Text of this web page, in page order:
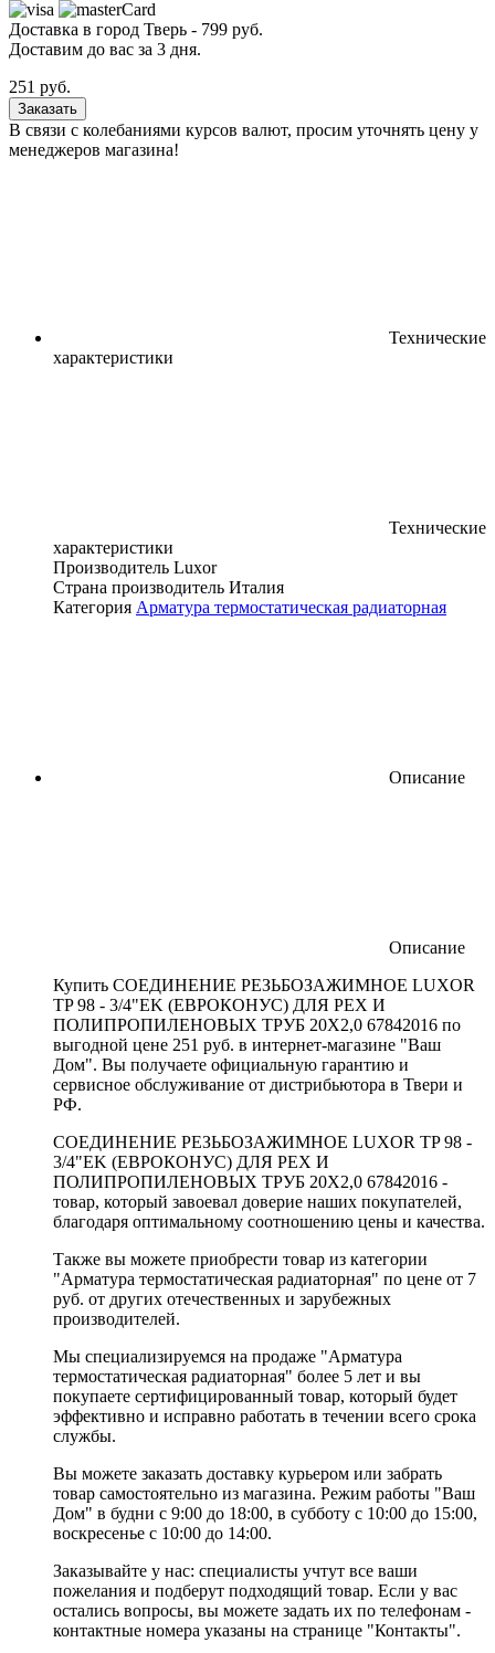
Доставка в город Тверь - 799 руб.
Доставим до вас за 3 дня.
251 руб.
Заказать
В связи с колебаниями курсов валют, просим уточнять цену у
менеджеров магазина!
Технические
характеристики
Технические
характеристики
Производитель Luxor
Страна производитель Италия
Категория Арматура термостатическая радиаторная
Описание
Описание
Купить СОЕДИНЕНИЕ РЕЗЬБОЗАЖИМНОЕ LUXOR
TP 98 - 3/4"EK (ЕВРОКОНУС) ДЛЯ PEX И
ПОЛИПРОПИЛЕНОВЫХ ТРУБ 20X2,0 67842016 по
выгодной цене 251 руб. в интернет-магазине "Ваш
Дом". Вы получаете официальную гарантию и
сервисное обслуживание от дистрибьютора в Твери и
РФ.
СОЕДИНЕНИЕ РЕЗЬБОЗАЖИМНОЕ LUXOR TP 98 -
3/4"EK (ЕВРОКОНУС) ДЛЯ PEX И
ПОЛИПРОПИЛЕНОВЫХ ТРУБ 20X2,0 67842016 -
товар, который завоевал доверие наших покупателей,
благодаря оптимальному соотношению цены и качества.
Также вы можете приобрести товар из категории
"Арматура термостатическая радиаторная" по цене от 7
руб. от других отечественных и зарубежных
производителей.
Мы специализируемся на продаже "Арматура
термостатическая радиаторная" более 5 лет и вы
покупаете сертифицированный товар, который будет
эффективно и исправно работать в течении всего срока
службы.
Вы можете заказать доставку курьером или забрать
товар самостоятельно из магазина. Режим работы "Ваш
Дом" в будни с 9:00 до 18:00, в субботу с 10:00 до 15:00,
воскресенье с 10:00 до 14:00.
Заказывайте у нас: специалисты учтут все ваши
пожелания и подберут подходящий товар. Если у вас
остались вопросы, вы можете задать их по телефонам -
контактные номера указаны на странице "Контакты".